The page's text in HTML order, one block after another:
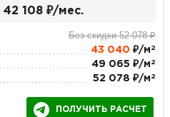
42 108 ₽/мес.
Без скидки 52 078 ₽
43 040 ₽/м 2
49 065 ₽/м 2
52 078 ₽/м 2
ПОЛУЧИТЬ РАСЧЕТ